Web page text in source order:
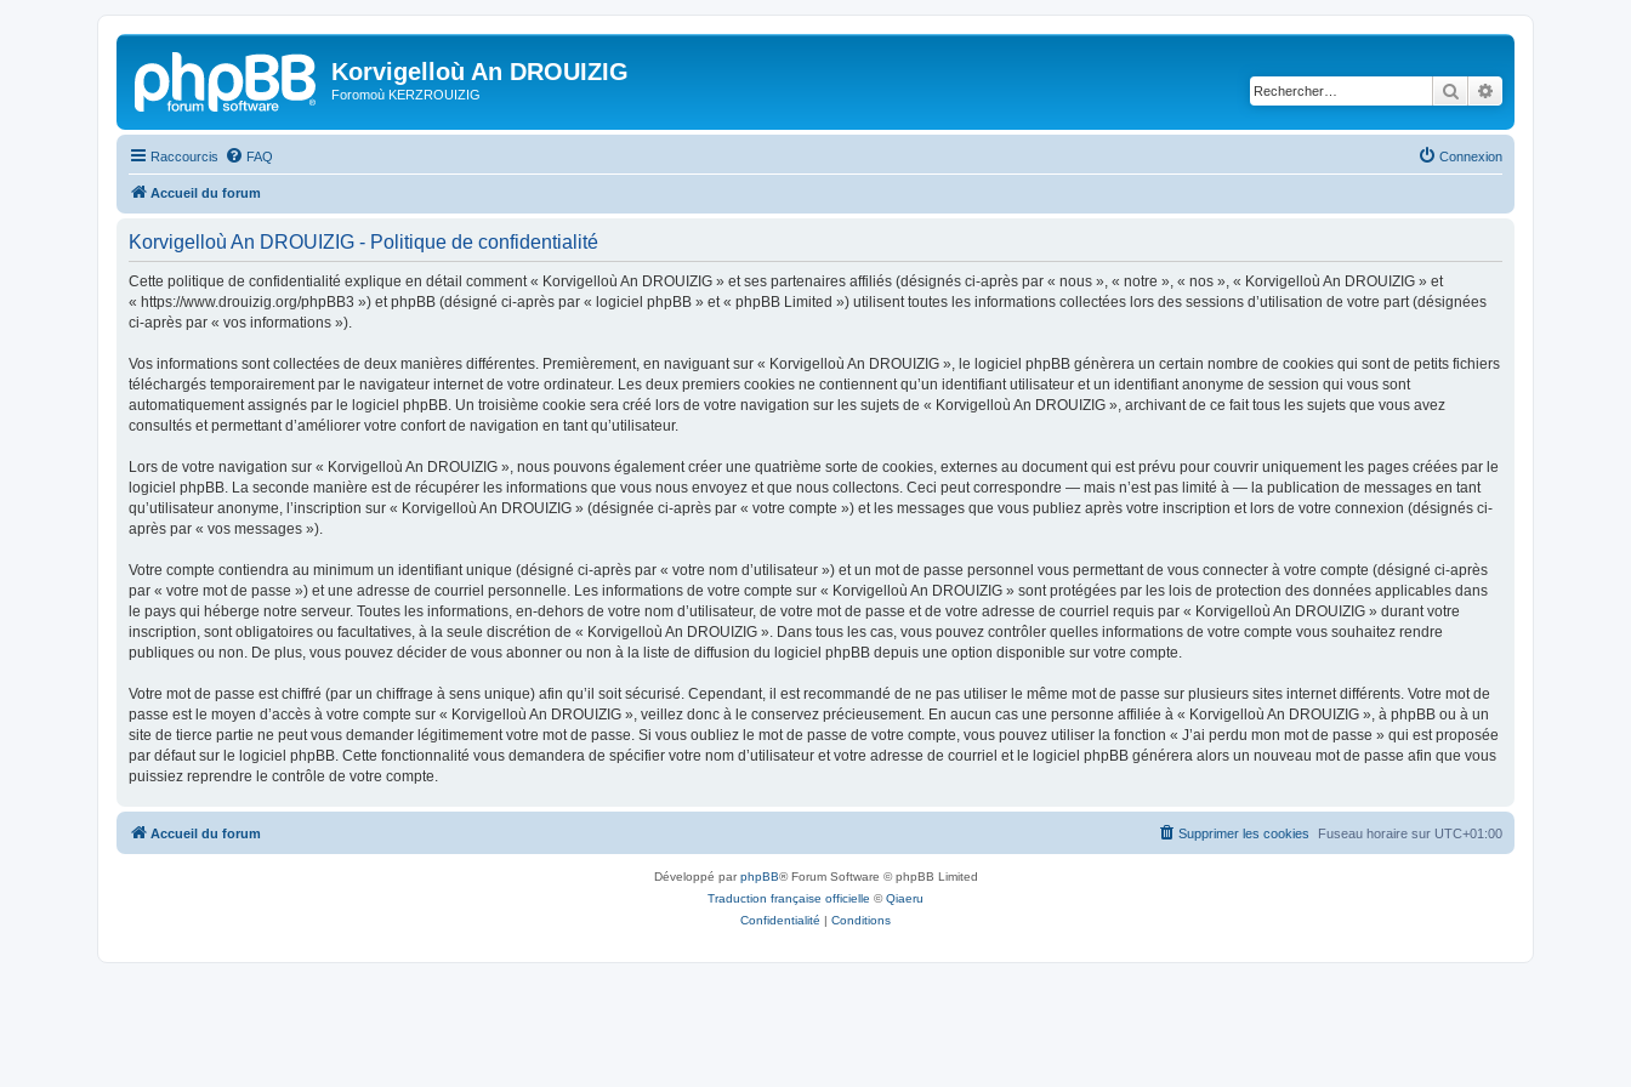
Korvigelloù An DROUIZIG
Foromoù KERZROUIZIG Rechercher
Raccourcis FAQ Connexion
Accueil du forum
Korvigelloù An DROUIZIG - Politique de confidentialité
Cette politique de confidentialité explique en détail comment « Korvigelloù An DROUIZIG » et ses partenaires affiliés (désignés ci-après par « nous », « notre », « nos », « Korvigelloù An DROUIZIG » et
« https://www.drouizig.org/phpBB3 ») et phpBB (désigné ci-après par « logiciel phpBB » et « phpBB Limited ») utilisent toutes les informations collectées lors des sessions d’utilisation de votre part (désignées
ci-après par « vos informations »).
Vos informations sont collectées de deux manières différentes. Premièrement, en naviguant sur « Korvigelloù An DROUIZIG », le logiciel phpBB génèrera un certain nombre de cookies qui sont de petits fichiers
téléchargés temporairement par le navigateur internet de votre ordinateur. Les deux premiers cookies ne contiennent qu’un identifiant utilisateur et un identifiant anonyme de session qui vous sont
automatiquement assignés par le logiciel phpBB. Un troisième cookie sera créé lors de votre navigation sur les sujets de « Korvigelloù An DROUIZIG », archivant de ce fait tous les sujets que vous avez
consultés et permettant d’améliorer votre confort de navigation en tant qu’utilisateur.
Lors de votre navigation sur « Korvigelloù An DROUIZIG », nous pouvons également créer une quatrième sorte de cookies, externes au document qui est prévu pour couvrir uniquement les pages créées par le
logiciel phpBB. La seconde manière est de récupérer les informations que vous nous envoyez et que nous collectons. Ceci peut correspondre — mais n’est pas limité à — la publication de messages en tant
qu’utilisateur anonyme, l’inscription sur « Korvigelloù An DROUIZIG » (désignée ci-après par « votre compte ») et les messages que vous publiez après votre inscription et lors de votre connexion (désignés ci-
après par « vos messages »).
Votre compte contiendra au minimum un identifiant unique (désigné ci-après par « votre nom d’utilisateur ») et un mot de passe personnel vous permettant de vous connecter à votre compte (désigné ci-après
par « votre mot de passe ») et une adresse de courriel personnelle. Les informations de votre compte sur « Korvigelloù An DROUIZIG » sont protégées par les lois de protection des données applicables dans
le pays qui héberge notre serveur. Toutes les informations, en-dehors de votre nom d’utilisateur, de votre mot de passe et de votre adresse de courriel requis par « Korvigelloù An DROUIZIG » durant votre
inscription, sont obligatoires ou facultatives, à la seule discrétion de « Korvigelloù An DROUIZIG ». Dans tous les cas, vous pouvez contrôler quelles informations de votre compte vous souhaitez rendre
publiques ou non. De plus, vous pouvez décider de vous abonner ou non à la liste de diffusion du logiciel phpBB depuis une option disponible sur votre compte.
Votre mot de passe est chiffré (par un chiffrage à sens unique) afin qu’il soit sécurisé. Cependant, il est recommandé de ne pas utiliser le même mot de passe sur plusieurs sites internet différents. Votre mot de
passe est le moyen d’accès à votre compte sur « Korvigelloù An DROUIZIG », veillez donc à le conservez précieusement. En aucun cas une personne affiliée à « Korvigelloù An DROUIZIG », à phpBB ou à un
site de tierce partie ne peut vous demander légitimement votre mot de passe. Si vous oubliez le mot de passe de votre compte, vous pouvez utiliser la fonction « J’ai perdu mon mot de passe » qui est proposée
par défaut sur le logiciel phpBB. Cette fonctionnalité vous demandera de spécifier votre nom d’utilisateur et votre adresse de courriel et le logiciel phpBB générera alors un nouveau mot de passe afin que vous
puissiez reprendre le contrôle de votre compte.
Accueil du forum Fuseau horaire sur UTC+01:00
Supprimer les cookies
Développé parphpBB® Forum Software © phpBB Limited
Traduction française officielle ©Qiaeru
Confidentialité | Conditions